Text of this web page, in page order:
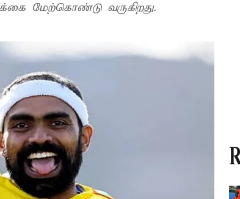
மேற்கொண்டு வருகிறது.